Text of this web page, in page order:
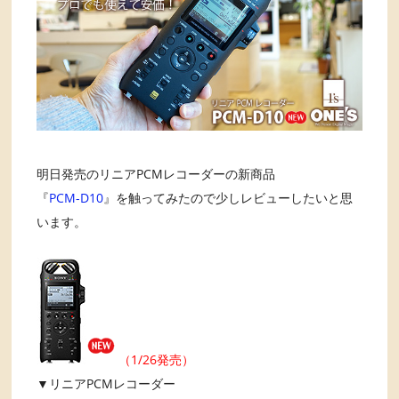
明日発売のリニアPCMレコーダーの新商品
『PCM-D10』を触ってみたので少しレビューしたいと思
います。
（1/26発売）
▼リニアPCMレコーダー